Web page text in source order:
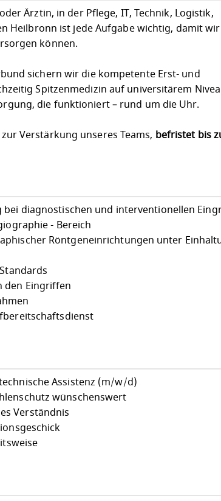
Ärztin, in der Pflege, IT, Technik, Logistik,
Heilbronn ist jede Aufgabe wichtig, damit
können.
sichern wir die kompetente Erst- und
Spitzenmedizin auf universitärem
die funktioniert – rund um die Uhr.
zur Verstärkung unseres Teams, befristet bis
diagnostischen und interventionellen
- Bereich
Röntgeneinrichtungen unter
den Eingriffen
Assistenz (m/w/d)
wünschenswert
Verständnis